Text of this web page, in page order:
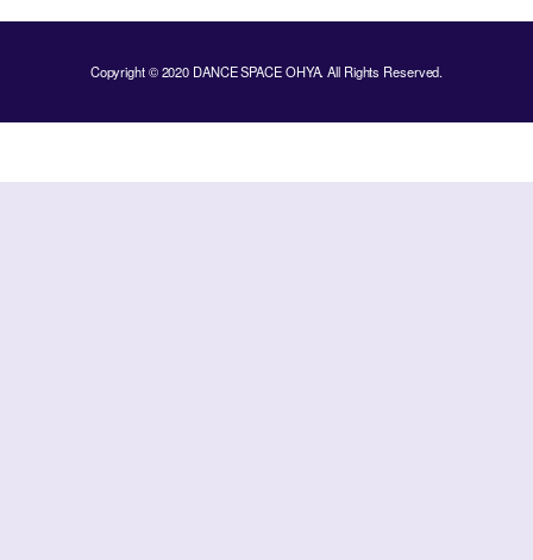
Copyright © 2020 DANCE SPACE OHYA. All Rights Reserved.